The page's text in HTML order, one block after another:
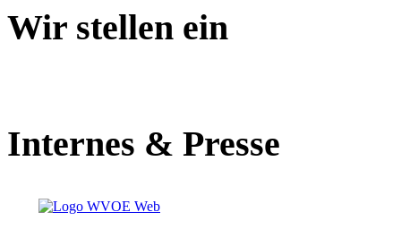
Wir stellen ein
Internes & Presse